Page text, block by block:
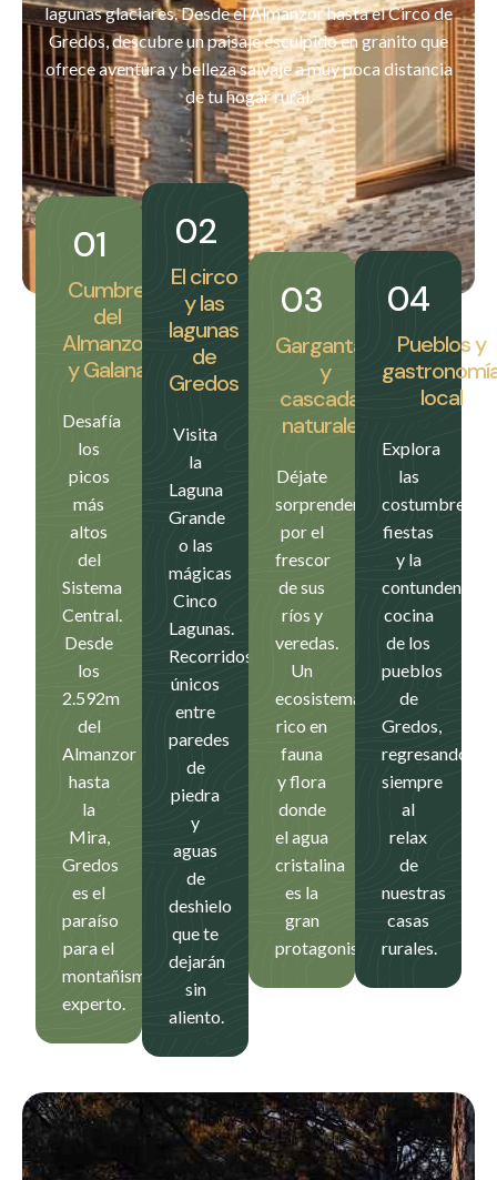
lagunas glaciares. Desde el Almanzor hasta el Circo de
Gredos, descubre un paisaje esculpido en granito que
ofrece aventura y belleza salvaje a muy poca distancia
de tu hogar rural.
01
Cumbre
del
Almanzor
y Galana
Desafía
los
picos
más
altos
del
Sistema
Central.
Desde
los
2.592m
del
Almanzor
hasta
la
Mira,
Gredos
es el
paraíso
para el
montañismo
experto.
02
El circo
y las
lagunas
de
Gredos
Visita
la
Laguna
Grande
o las
mágicas
Cinco
Lagunas.
Recorridos
únicos
entre
paredes
de
piedra
y
aguas
de
deshielo
que te
dejarán
sin
aliento.
03
Gargantas
y
cascadas
naturales
Déjate
sorprender
por el
frescor
de sus
ríos y
veredas.
Un
ecosistema
rico en
fauna
y flora
donde
el agua
cristalina
es la
gran
protagonista.
04
Pueblos y
local
Explora
las
costumbres,
fiestas
y la
contundente
cocina
de los
pueblos
de
Gredos,
regresando
siempre
al
relax
de
nuestras
casas
rurales.